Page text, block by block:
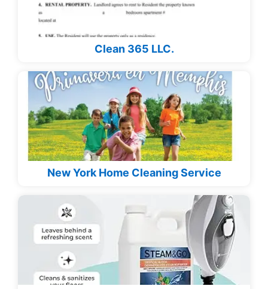
Clean 365 LLC.
New York Home Cleaning Service